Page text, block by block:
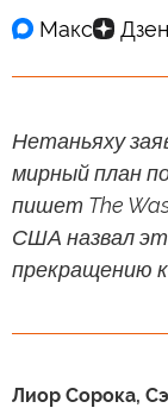
Нетаньяху
мирный план
пишет The
США назвал
прекращению
Лиор Сорока,